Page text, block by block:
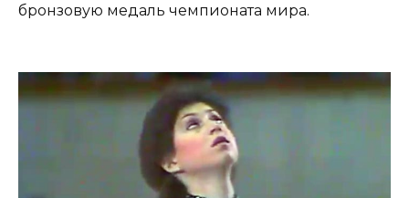
бронзовую медаль чемпионата мира.